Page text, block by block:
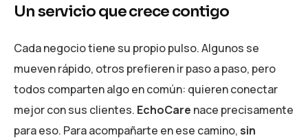
Un servicio que crece contigo
Cada negocio tiene su propio pulso. Algunos se
mueven rápido, otros prefieren ir paso a paso, pero
todos comparten algo en común: quieren conectar
mejor con sus clientes. EchoCare nace precisamente
para eso. Para acompañarte en ese camino,sin